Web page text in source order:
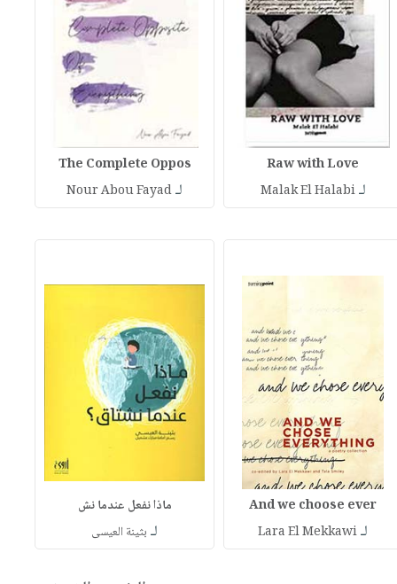
Raw with Love
لـMalak El Halabi
The Complete Oppos
لـNour Abou Fayad
And we choose ever
لـLara El Mekkawi
ماذا نفعل عندما نش
لـ بثينة العيسى